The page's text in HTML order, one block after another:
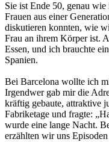
Sie ist Ende 50, genau
Frauen aus einer
diskutieren konnten, wie
Frau an ihrem Körper ist.
Essen, und ich brauchte
Spanien.
Bei Barcelona wollte ich
Irgendwer gab mir die
kräftig gebaute, attraktive
Fabriketage und fragte:
wurde eine lange Nacht.
erzählten wir uns